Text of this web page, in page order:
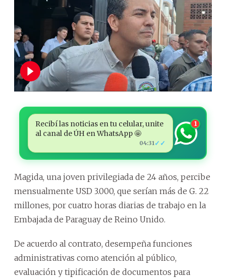
Recibí las noticias en tu celular, unite
al canal de ÚH en WhatsApp 🤩
04:31✓✓
1
Magida, una joven privilegiada de 24 años, percibe
mensualmente USD 3.000, que serían más de G. 22
millones, por cuatro horas diarias de trabajo en la
Embajada de Paraguay de Reino Unido.
De acuerdo al contrato, desempeña funciones
administrativas como atención al público,
evaluación y tipificación de documentos para